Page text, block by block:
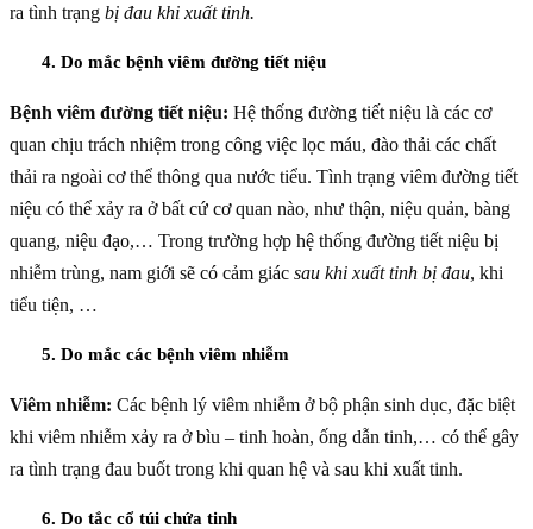
ra tình trạng bị đau khi xuất tinh.
4. Do mắc bệnh viêm đường tiết niệu
Bệnh viêm đường tiết niệu: Hệ thống đường tiết niệu là các cơ
quan chịu trách nhiệm trong công việc lọc máu, đào thải các chất
thải ra ngoài cơ thể thông qua nước tiểu. Tình trạng viêm đường tiết
niệu có thể xảy ra ở bất cứ cơ quan nào, như thận, niệu quản, bàng
quang, niệu đạo,… Trong trường hợp hệ thống đường tiết niệu bị
nhiễm trùng, nam giới sẽ có cảm giác sau khi xuất tinh bị đau, khi
tiểu tiện, …
5. Do mắc các bệnh viêm nhiễm
Viêm nhiễm: Các bệnh lý viêm nhiễm ở bộ phận sinh dục, đặc biệt
khi viêm nhiễm xảy ra ở bìu – tinh hoàn, ống dẫn tinh,… có thể gây
ra tình trạng đau buốt trong khi quan hệ và sau khi xuất tinh.
6. Do tắc cổ túi chứa tinh